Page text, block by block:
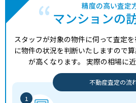
精度の高い査定
マンションの
スタッフが対象の物件に伺って査定を
に物件の状況を判断いたしますので
が高くなります。 実際の相場に
不動産査定の流